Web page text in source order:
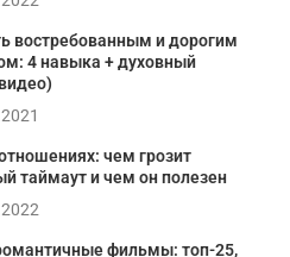
востребованным и дорогим
4 навыка + духовный
чем грозит
таймаут и чем он полезен
фильмы: топ-25,